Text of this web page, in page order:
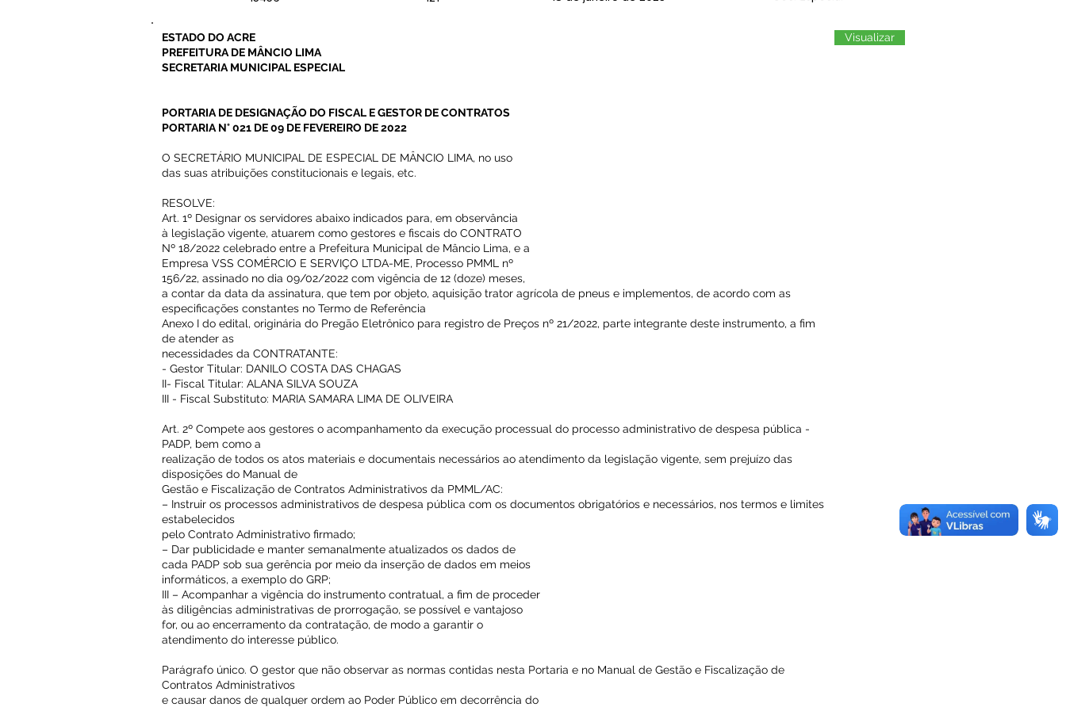
ESTADO DO ACRE
PREFEITURA DE MÂNCIO LIMA
SECRETARIA MUNICIPAL ESPECIAL
PORTARIA DE DESIGNAÇÃO DO FISCAL E GESTOR DE CONTRATOS
PORTARIA N° 021 DE 09 DE FEVEREIRO DE 2022
O SECRETÁRIO MUNICIPAL DE ESPECIAL DE MÂNCIO LIMA, no uso
das suas atribuições constitucionais e legais, etc.
RESOLVE:
Art. 1º Designar os servidores abaixo indicados para, em observância
à legislação vigente, atuarem como gestores e fiscais do CONTRATO
Nº 18/2022 celebrado entre a Prefeitura Municipal de Mâncio Lima, e a
Empresa VSS COMÉRCIO E SERVIÇO LTDA-ME, Processo PMML nº
156/22, assinado no dia 09/02/2022 com vigência de 12 (doze) meses,
a contar da data da assinatura, que tem por objeto, aquisição trator agrícola de pneus e implementos, de acordo com as
especificações constantes no Termo de Referência
Anexo I do edital, originária do Pregão Eletrônico para registro de Preços nº 21/2022, parte integrante deste instrumento, a fim
de atender as
necessidades da CONTRATANTE:
- Gestor Titular: DANILO COSTA DAS CHAGAS
II- Fiscal Titular: ALANA SILVA SOUZA
III - Fiscal Substituto: MARIA SAMARA LIMA DE OLIVEIRA
Art. 2º Compete aos gestores o acompanhamento da execução processual do processo administrativo de despesa pública -
PADP, bem como a
realização de todos os atos materiais e documentais necessários ao atendimento da legislação vigente, sem prejuízo das
disposições do Manual de
Gestão e Fiscalização de Contratos Administrativos da PMML/AC:
– Instruir os processos administrativos de despesa pública com os documentos obrigatórios e necessários, nos termos e limites
estabelecidos
pelo Contrato Administrativo firmado;
– Dar publicidade e manter semanalmente atualizados os dados de
cada PADP sob sua gerência por meio da inserção de dados em meios
informáticos, a exemplo do GRP;
III – Acompanhar a vigência do instrumento contratual, a fim de proceder
às diligências administrativas de prorrogação, se possível e vantajoso
for, ou ao encerramento da contratação, de modo a garantir o
atendimento do interesse público.
Parágrafo único. O gestor que não observar as normas contidas nesta Portaria e no Manual de Gestão e Fiscalização de
Contratos Administrativos
e causar danos de qualquer ordem ao Poder Público em decorrência do
Visualizar